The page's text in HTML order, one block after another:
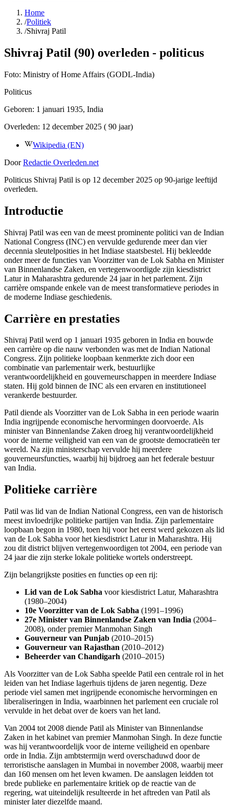
Home
/Politiek
/Shivraj Patil
Shivraj Patil (90) overleden - politicus
Foto: Ministry of Home Affairs (GODL-India)
Politicus
Geboren: 1 januari 1935, India
Overleden: 12 december 2025 ( 90 jaar)
Wikipedia (EN)
Door Redactie Overleden.net
Politicus Shivraj Patil is op 12 december 2025 op 90-jarige leeftijd
overleden.
Introductie
Shivraj Patil was een van de meest prominente politici van de Indian
National Congress (INC) en vervulde gedurende meer dan vier
decennia sleutelposities in het Indiase staatsbestel. Hij bekleedde
onder meer de functies van Voorzitter van de Lok Sabha en Minister
van Binnenlandse Zaken, en vertegenwoordigde zijn kiesdistrict
Latur in Maharashtra gedurende 24 jaar in het parlement. Zijn
carrière omspande enkele van de meest transformatieve periodes in
de moderne Indiase geschiedenis.
Carrière en prestaties
Shivraj Patil werd op 1 januari 1935 geboren in India en bouwde
een carrière op die nauw verbonden was met de Indian National
Congress. Zijn politieke loopbaan kenmerkte zich door een
combinatie van parlementair werk, bestuurlijke
verantwoordelijkheid en gouverneurschappen in meerdere Indiase
staten. Hij gold binnen de INC als een ervaren en institutioneel
verankerde bestuurder.
Patil diende als Voorzitter van de Lok Sabha in een periode waarin
India ingrijpende economische hervormingen doorvoerde. Als
minister van Binnenlandse Zaken droeg hij verantwoordelijkheid
voor de interne veiligheid van een van de grootste democratieën ter
wereld. Na zijn ministerschap vervulde hij meerdere
gouverneursfuncties, waarbij hij bijdroeg aan het federale bestuur
van India.
Politieke carrière
Patil was lid van de Indian National Congress, een van de historisch
meest invloedrijke politieke partijen van India. Zijn parlementaire
loopbaan begon in 1980, toen hij voor het eerst werd gekozen als lid
van de Lok Sabha voor het kiesdistrict Latur in Maharashtra. Hij
zou dit district blijven vertegenwoordigen tot 2004, een periode van
24 jaar die zijn sterke lokale politieke wortels onderstreept.
Zijn belangrijkste posities en functies op een rij:
Lid van de Lok Sabha voor kiesdistrict Latur, Maharashtra
(1980–2004)
10e Voorzitter van de Lok Sabha (1991–1996)
27e Minister van Binnenlandse Zaken van India (2004–
2008), onder premier Manmohan Singh
Gouverneur van Punjab (2010–2015)
Gouverneur van Rajasthan (2010–2012)
Beheerder van Chandigarh (2010–2015)
Als Voorzitter van de Lok Sabha speelde Patil een centrale rol in het
leiden van het Indiase lagerhuis tijdens de jaren negentig. Deze
periode viel samen met ingrijpende economische hervormingen en
liberaliseringen in India, waarbinnen het parlement een cruciale rol
vervulde in het debat over de koers van het land.
Van 2004 tot 2008 diende Patil als Minister van Binnenlandse
Zaken in het kabinet van premier Manmohan Singh. In deze functie
was hij verantwoordelijk voor de interne veiligheid en openbare
orde in India. Zijn ambtstermijn werd overschaduwd door de
terroristische aanslagen in Mumbai in november 2008, waarbij meer
dan 160 mensen om het leven kwamen. De aanslagen leidden tot
brede publieke en parlementaire kritiek op de reactie van de
regering, wat uiteindelijk resulteerde in het aftreden van Patil als
minister later diezelfde maand.